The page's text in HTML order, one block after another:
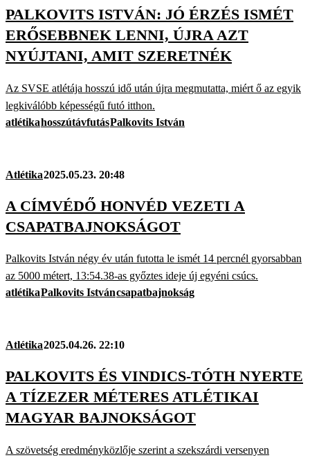
PALKOVITS ISTVÁN: JÓ ÉRZÉS ISMÉT
ERŐSEBBNEK LENNI, ÚJRA AZT
NYÚJTANI, AMIT SZERETNÉK
Az SVSE atlétája hosszú idő után újra megmutatta, miért ő az egyik
legkiválóbb képességű futó itthon.
atlétikahosszútávfutásPalkovits István
Atlétika2025.05.23. 20:48
A CÍMVÉDŐ HONVÉD VEZETI A
CSAPATBAJNOKSÁGOT
Palkovits István négy év után futotta le ismét 14 percnél gyorsabban
az 5000 métert, 13:54.38-as győztes ideje új egyéni csúcs.
atlétikaPalkovits Istváncsapatbajnokság
Atlétika2025.04.26. 22:10
PALKOVITS ÉS VINDICS-TÓTH NYERTE
A TÍZEZER MÉTERES ATLÉTIKAI
MAGYAR BAJNOKSÁGOT
A szövetség eredményközlője szerint a szekszárdi versenyen